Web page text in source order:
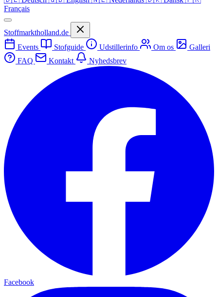
Français
Stoffmarktholland.de
Events
Stofguide Udstillerinfo Om os
Galleri
FAQ
Kontakt Nyhedsbrev
Facebook